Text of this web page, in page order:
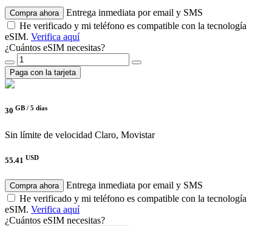
Compra ahora
Entrega inmediata por email y SMS
He verificado y mi teléfono es compatible con la tecnología
eSIM. Verifica aquí
¿Cuántos eSIM necesitas?
Paga con la tarjeta
30 GB / 5 días
Sin límite de velocidad Claro, Movistar
55.41 USD
Compra ahora
Entrega inmediata por email y SMS
He verificado y mi teléfono es compatible con la tecnología
eSIM. Verifica aquí
¿Cuántos eSIM necesitas?